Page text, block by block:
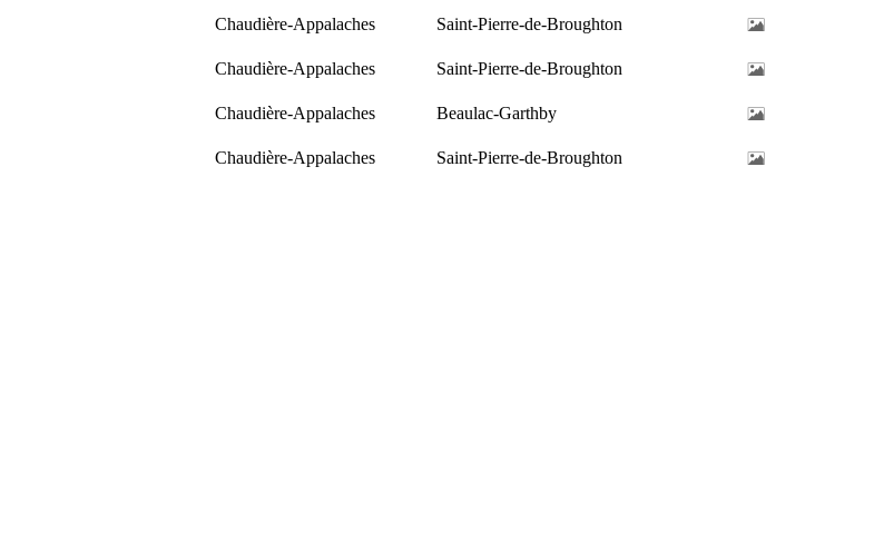
Chaudière-Appalaches
Saint-Pierre-de-Broughton
Chaudière-Appalaches
Saint-Pierre-de-Broughton
Chaudière-Appalaches
Beaulac-Garthby
Chaudière-Appalaches Saint-Pierre-de-Broughton